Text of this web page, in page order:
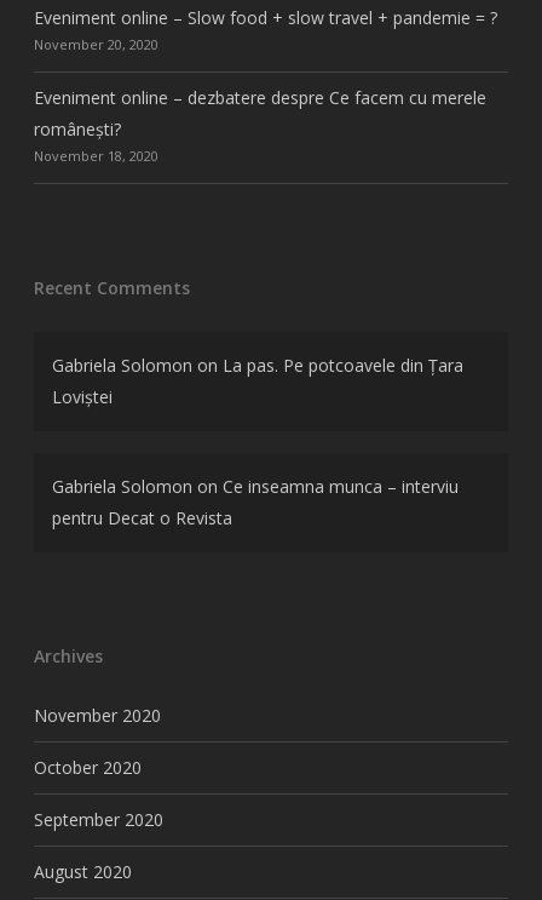
Eveniment online – Slow food + slow travel + pandemie = ?
November 20, 2020
Eveniment online – dezbatere despre Ce facem cu merele
românești?
November 18, 2020
Recent Comments
Gabriela Solomon on La pas. Pe potcoavele din Țara
Loviștei
Gabriela Solomon on Ce inseamna munca – interviu
pentru Decat o Revista
Archives
November 2020
October 2020
September 2020
August 2020